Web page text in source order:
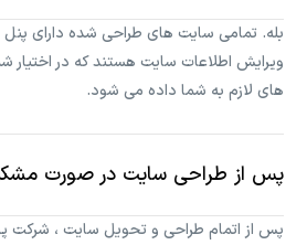
بله. تمامی سایت های طراحی شده دارای
ویرایش اطلاعات سایت هستند که در اختیار
های لازم به شما داده می شود.
پس از طراحی سایت در صورت